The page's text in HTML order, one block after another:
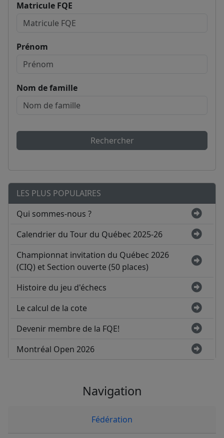
Matricule FQE
Prénom
Nom de famille
Rechercher
LES PLUS POPULAIRES
Qui sommes-nous ?
Calendrier du Tour du Québec 2025-26
Championnat invitation du Québec 2026
(CIQ) et Section ouverte (50 places)
Histoire du jeu d'échecs
Le calcul de la cote
Devenir membre de la FQE!
Montréal Open 2026
Navigation
Fédération